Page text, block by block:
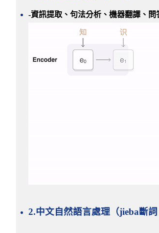
-資訊提取、句法分析、機器翻譯、問
2.中文自然語言處理（jieba斷詞